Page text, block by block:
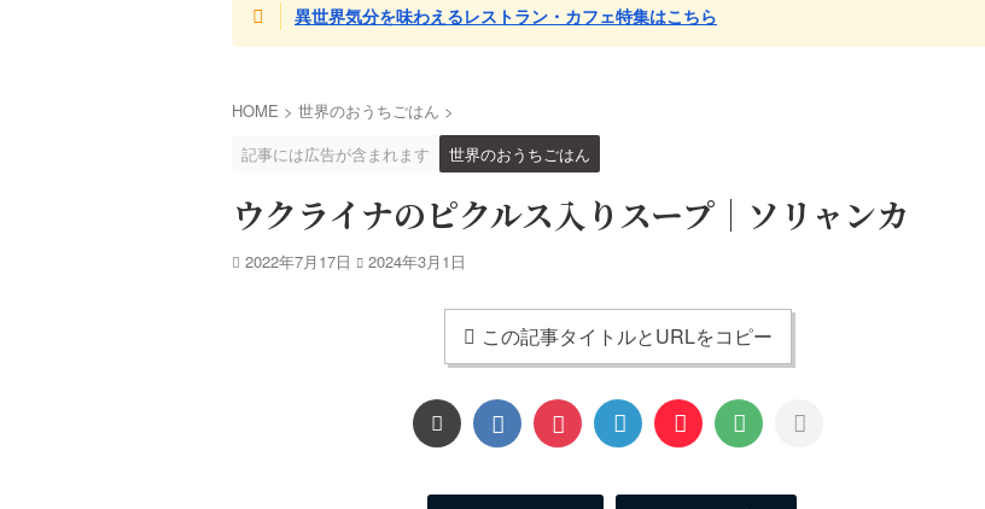
異世界気分を味わえるレストラン・カフェ特集はこちら
HOME > 世界のおうちごはん >
記事には広告が含まれます
世界のおうちごはん
ウクライナのピクルス入りスープ｜ソリャンカ
2022年7月17日 2024年3月1日
この記事タイトルとURLをコピー